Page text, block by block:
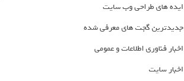
ایده های طراحی وب سایت
جدیدترین گجت های معرفی شده
اخبار فناوری اطلاعات و عمومی
اخبار سایت